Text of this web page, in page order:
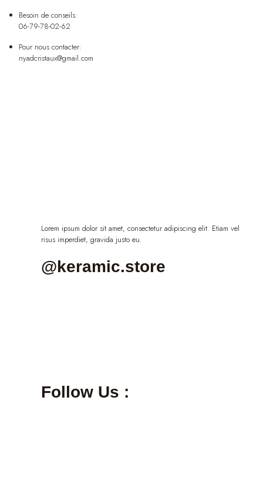
Besoin de conseils:
06-79-78-02-62
Pour nous contacter:
nyadcristaux@gmail.com
Lorem ipsum dolor sit amet, consectetur adipiscing elit. Etiam vel
risus imperdiet, gravida justo eu.
@keramic.store
Follow Us :